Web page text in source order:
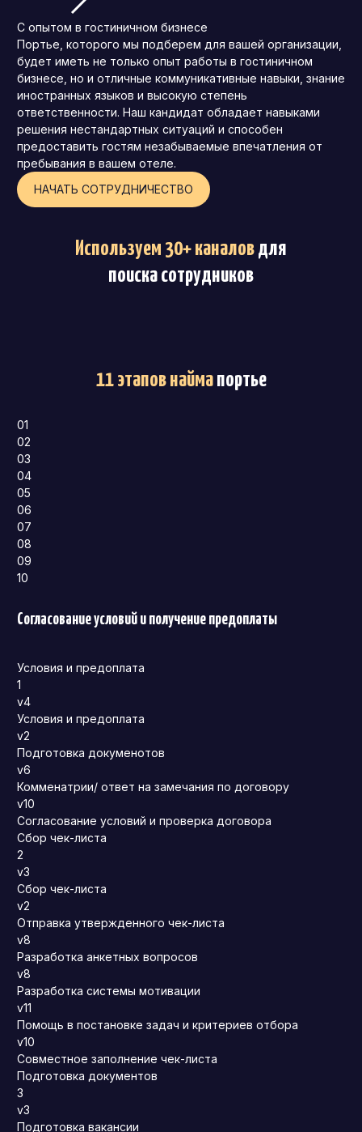
С опытом в гостиничном бизнесе
Портье, которого мы подберем для вашей организации,
будет иметь не только опыт работы в гостиничном
бизнесе, но и отличные коммуникативные навыки, знание
иностранных языков и высокую степень
ответственности. Наш кандидат обладает навыками
решения нестандартных ситуаций и способен
предоставить гостям незабываемые впечатления от
пребывания в вашем отеле.
НАЧАТЬ СОТРУДНИЧЕСТВО
Используем 30+ каналовдля
поиска сотрудников
11 этапов наймапортье
01
02
03
04
05
06
07
08
09
10
Согласование условий и получение предоплаты
Условия и предоплата
1
v4
Условия и предоплата
v2
Подготовка докуменотов
v6
Комменатрии/ ответ на замечания по договору
v10
Согласование условий и проверка договора
Сбор чек-листа
2
v3
Сбор чек-листа
v2
Отправка утвержденного чек-листа
v8
Разработка анкетных вопросов
v8
Разработка системы мотивации
v11
Помощь в постановке задач и критериев отбора
v10
Совместное заполнение чек-листа
Подготовка документов
3
v3
Подготовка вакансии